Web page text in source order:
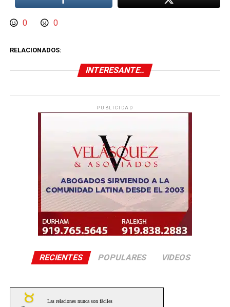
0 0
RELACIONADOS:
INTERESANTE..
PUBLICIDAD
RECIENTES POPULARES VIDEOS